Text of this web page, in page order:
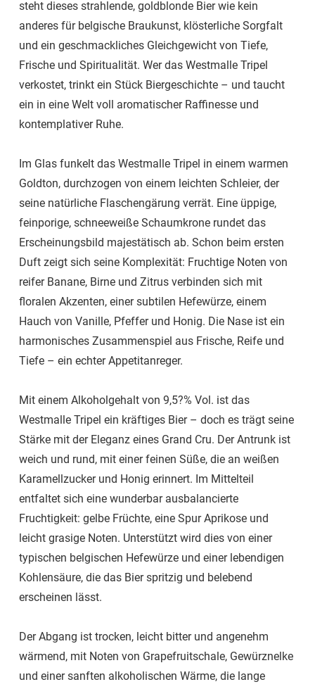
steht dieses strahlende, goldblonde Bier wie kein
anderes für belgische Braukunst, klösterliche Sorgfalt
und ein geschmackliches Gleichgewicht von Tiefe,
Frische und Spiritualität. Wer das Westmalle Tripel
verkostet, trinkt ein Stück Biergeschichte – und taucht
ein in eine Welt voll aromatischer Raffinesse und
kontemplativer Ruhe.
Im Glas funkelt das Westmalle Tripel in einem warmen
Goldton, durchzogen von einem leichten Schleier, der
seine natürliche Flaschengärung verrät. Eine üppige,
feinporige, schneeweiße Schaumkrone rundet das
Erscheinungsbild majestätisch ab. Schon beim ersten
Duft zeigt sich seine Komplexität: Fruchtige Noten von
reifer Banane, Birne und Zitrus verbinden sich mit
floralen Akzenten, einer subtilen Hefewürze, einem
Hauch von Vanille, Pfeffer und Honig. Die Nase ist ein
harmonisches Zusammenspiel aus Frische, Reife und
Tiefe – ein echter Appetitanreger.
Mit einem Alkoholgehalt von 9,5?% Vol. ist das
Westmalle Tripel ein kräftiges Bier – doch es trägt seine
Stärke mit der Eleganz eines Grand Cru. Der Antrunk ist
weich und rund, mit einer feinen Süße, die an weißen
Karamellzucker und Honig erinnert. Im Mittelteil
entfaltet sich eine wunderbar ausbalancierte
Fruchtigkeit: gelbe Früchte, eine Spur Aprikose und
leicht grasige Noten. Unterstützt wird dies von einer
typischen belgischen Hefewürze und einer lebendigen
Kohlensäure, die das Bier spritzig und belebend
erscheinen lässt.
Der Abgang ist trocken, leicht bitter und angenehm
wärmend, mit Noten von Grapefruitschale, Gewürznelke
und einer sanften alkoholischen Wärme, die lange